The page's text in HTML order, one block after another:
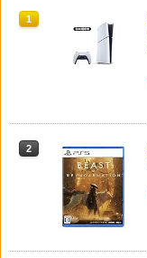
2
1
2
1
2